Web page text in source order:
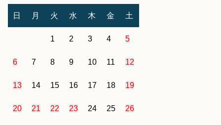
日 月 火 水 木 金 土
1 2 3 4 5
6 7 8 9 10 11 12
13 14 15 16 17 18 19
20 21 22 23 24 25 26